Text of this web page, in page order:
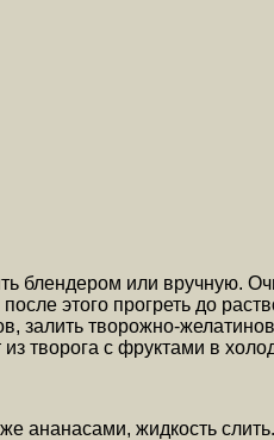
блендером или вручную.
этого прогреть до
залить творожно-
творога с фруктами в
ананасами, жидкость слить.